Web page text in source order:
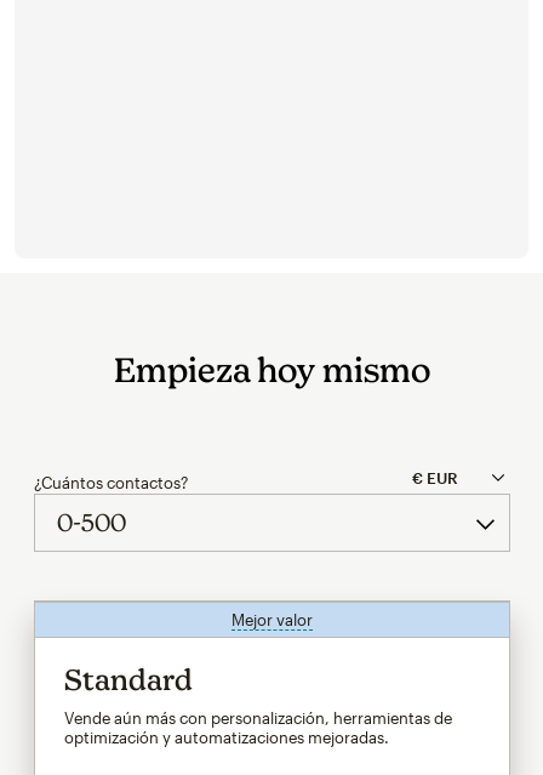
Empieza hoy mismo
¿Cuántos contactos?
Mejor valorinfo
Standard
Vende aún más con personalización, herramientas de
optimización y automatizaciones mejoradas.